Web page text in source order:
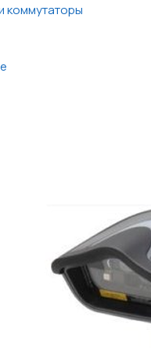
коммутаторы